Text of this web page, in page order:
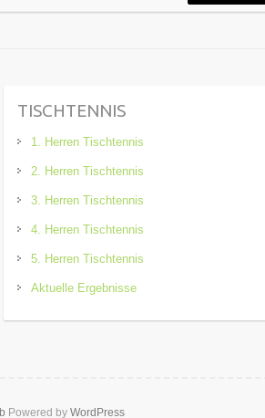
TISCHTENNIS
1. Herren Tischtennis
2. Herren Tischtennis
3. Herren Tischtennis
4. Herren Tischtennis
5. Herren Tischtennis
Aktuelle Ergebnisse
Powered by WordPress